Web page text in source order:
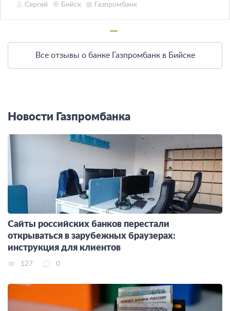
Сергей Бийск Газпромбанк
Все отзывы о банке Газпромбанк в Бийске
Новости Газпромбанка
Сайты российских банков перестали
открываться в зарубежных браузерах:
инструкция для клиентов
127 0